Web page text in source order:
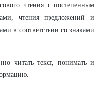
чтения с постепенным
чтения предложений и
в соответствии со знаками
читать текст, понимать и